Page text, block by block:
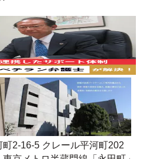
2-16-5 クレール平河町202